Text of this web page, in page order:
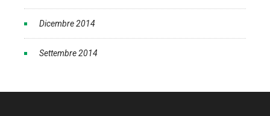
Dicembre 2014
Settembre 2014